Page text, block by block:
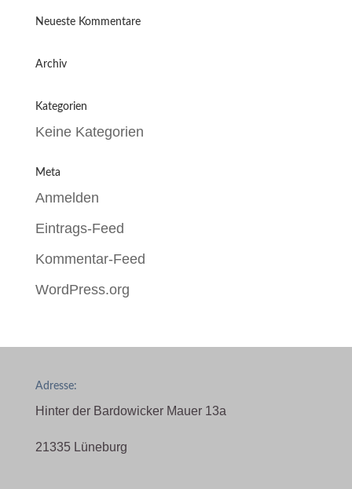
Neueste Kommentare
Archiv
Kategorien
Keine Kategorien
Meta
Anmelden
Eintrags-Feed
Kommentar-Feed
WordPress.org
Adresse:
Hinter der Bardowicker Mauer 13a
21335 Lüneburg